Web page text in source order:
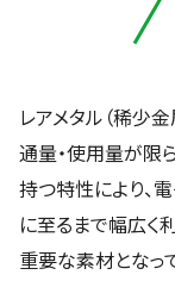
レアメタル（稀少
通量・使用量が限
持つ特性により、
に至るまで幅広く
重要な素材となっ